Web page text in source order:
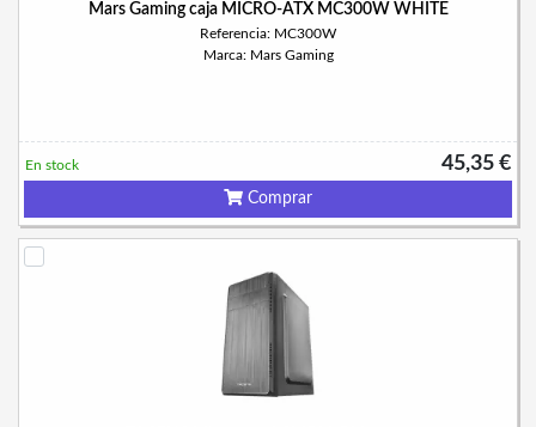
Mars Gaming caja MICRO-ATX MC300W WHITE
Referencia: MC300W
Marca: Mars Gaming
45,35 €
En stock
Comprar